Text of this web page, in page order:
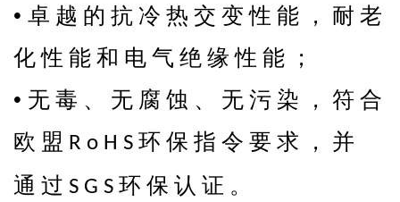
• 卓 越 的 抗 冷 热 交 变 性 能 ， 耐 老
化 性 能 和 电 气 绝 缘 性 能 ；
• 无 毒 、 无 腐 蚀 、 无 污 染 ， 符 合
欧 盟 R o H S 环 保 指 令 要 求 ， 并
通 过 S G S 环 保 认 证 。